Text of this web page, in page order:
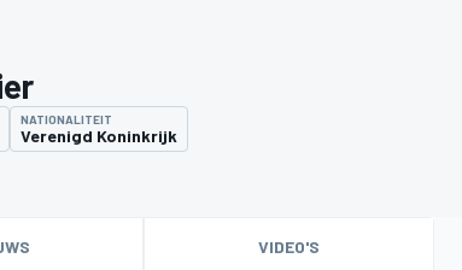
NATIONALITEIT
Verenigd Koninkrijk
VIDEO'S